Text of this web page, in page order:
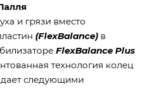
и грязи вместо
(FlexBalance) в
FlexBalance Plus
технология колец
следующими